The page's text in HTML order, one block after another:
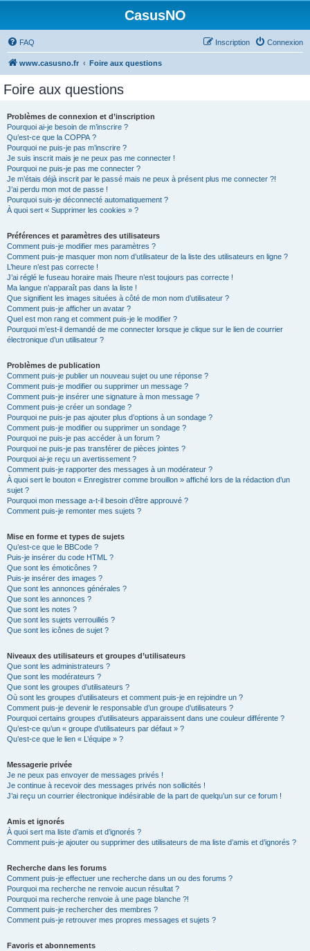
CasusNO
FAQ Connexion
Inscription
www.casusno.fr Foire aux questions
Foire aux questions
Problèmes de connexion et d’inscription
Pourquoi ai-je besoin de m’inscrire ?
Qu’est-ce que la COPPA ?
Pourquoi ne puis-je pas m’inscrire ?
Je suis inscrit mais je ne peux pas me connecter !
Pourquoi ne puis-je pas me connecter ?
Je m’étais déjà inscrit par le passé mais ne peux à présent plus me connecter ?!
J’ai perdu mon mot de passe !
Pourquoi suis-je déconnecté automatiquement ?
À quoi sert « Supprimer les cookies » ?
Préférences et paramètres des utilisateurs
Comment puis-je modifier mes paramètres ?
Comment puis-je masquer mon nom d’utilisateur de la liste des utilisateurs en ligne ?
L’heure n’est pas correcte !
J’ai réglé le fuseau horaire mais l’heure n’est toujours pas correcte !
Ma langue n’apparaît pas dans la liste !
Que signifient les images situées à côté de mon nom d’utilisateur ?
Comment puis-je afficher un avatar ?
Quel est mon rang et comment puis-je le modifier ?
Pourquoi m’est-il demandé de me connecter lorsque je clique sur le lien de courrier
électronique d’un utilisateur ?
Problèmes de publication
Comment puis-je publier un nouveau sujet ou une réponse ?
Comment puis-je modifier ou supprimer un message ?
Comment puis-je insérer une signature à mon message ?
Comment puis-je créer un sondage ?
Pourquoi ne puis-je pas ajouter plus d’options à un sondage ?
Comment puis-je modifier ou supprimer un sondage ?
Pourquoi ne puis-je pas accéder à un forum ?
Pourquoi ne puis-je pas transférer de pièces jointes ?
Pourquoi ai-je reçu un avertissement ?
Comment puis-je rapporter des messages à un modérateur ?
À quoi sert le bouton « Enregistrer comme brouillon » affiché lors de la rédaction d’un
sujet ?
Pourquoi mon message a-t-il besoin d’être approuvé ?
Comment puis-je remonter mes sujets ?
Mise en forme et types de sujets
Qu’est-ce que le BBCode ?
Puis-je insérer du code HTML ?
Que sont les émoticônes ?
Puis-je insérer des images ?
Que sont les annonces générales ?
Que sont les annonces ?
Que sont les notes ?
Que sont les sujets verrouillés ?
Que sont les icônes de sujet ?
Niveaux des utilisateurs et groupes d’utilisateurs
Que sont les administrateurs ?
Que sont les modérateurs ?
Que sont les groupes d’utilisateurs ?
Où sont les groupes d’utilisateurs et comment puis-je en rejoindre un ?
Comment puis-je devenir le responsable d’un groupe d’utilisateurs ?
Pourquoi certains groupes d’utilisateurs apparaissent dans une couleur différente ?
Qu’est-ce qu’un « groupe d’utilisateurs par défaut » ?
Qu’est-ce que le lien « L’équipe » ?
Messagerie privée
Je ne peux pas envoyer de messages privés !
Je continue à recevoir des messages privés non sollicités !
J’ai reçu un courrier électronique indésirable de la part de quelqu’un sur ce forum !
Amis et ignorés
À quoi sert ma liste d’amis et d’ignorés ?
Comment puis-je ajouter ou supprimer des utilisateurs de ma liste d’amis et d’ignorés ?
Recherche dans les forums
Comment puis-je effectuer une recherche dans un ou des forums ?
Pourquoi ma recherche ne renvoie aucun résultat ?
Pourquoi ma recherche renvoie à une page blanche ?!
Comment puis-je rechercher des membres ?
Comment puis-je retrouver mes propres messages et sujets ?
Favoris et abonnements